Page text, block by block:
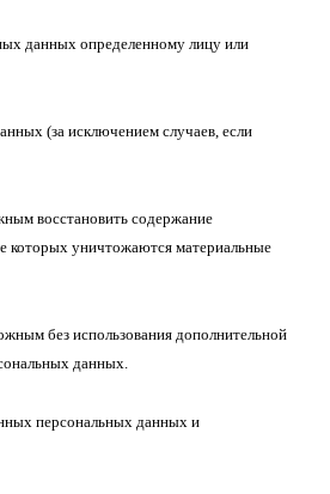
данных определенному лицу или
(за исключением случаев, если
восстановить содержание
которых уничтожаются материальные
без использования дополнительной
данных.
персональных данных и